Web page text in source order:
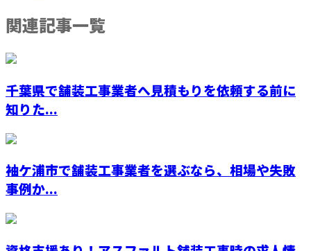
関連記事一覧
千葉県で舗装工事業者へ見積もりを依頼する前に
知りた...
袖ケ浦市で舗装工事業者を選ぶなら、相場や失敗
事例か...